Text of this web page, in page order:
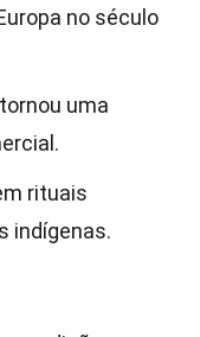
no século
uma
rituais
indígenas.